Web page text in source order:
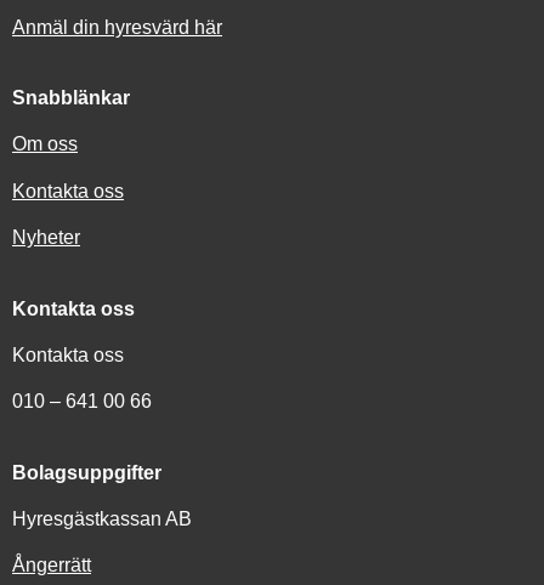
Anmäl din hyresvärd här
Snabblänkar
Om oss
Kontakta oss
Nyheter
Kontakta oss
Kontakta oss
010 – 641 00 66
Bolagsuppgifter
Hyresgästkassan AB
Ångerrätt